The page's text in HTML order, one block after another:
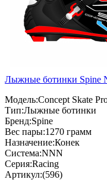
Лыжные ботинки Spine
Модель:Concept Skate
Тип:Лыжные ботинки
Бренд:Spine
Вес пары:1270 грамм
Назначение:Конек
Система:NNN
Серия:Racing
Артикул:(596)